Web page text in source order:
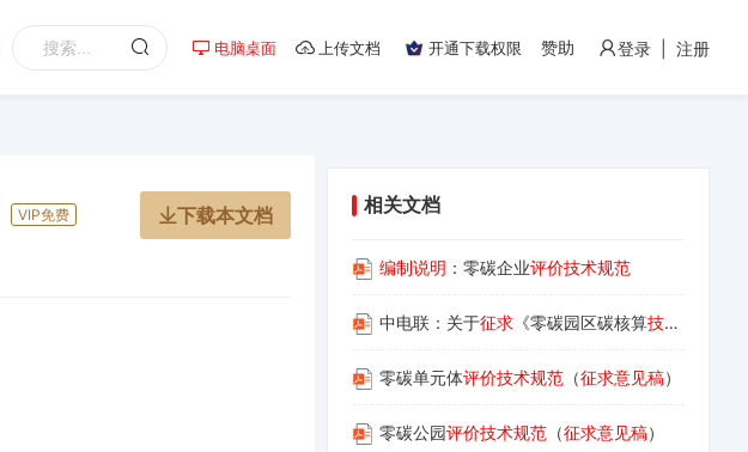
电脑桌面 上传文档 开通下载权限 赞助 登录 | 注册
VIP免费 下载本文档 相关文档
编制说明 ：零碳企业评价技术规范
中电联：关于征求 《零碳园区碳核算技术规范
零碳单元体评价技术规范 （征求意见稿）
零碳公园评价技术规范 （征求意见稿）